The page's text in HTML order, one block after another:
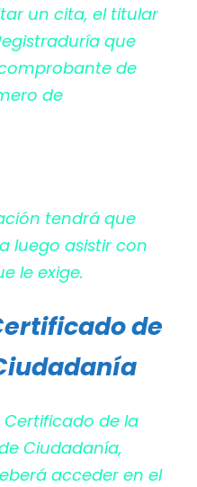
un cita, el titular
que
de
de
tendrá que
luego asistir con
le exige.
de
Certificado de la
Ciudadanía,
acceder en el